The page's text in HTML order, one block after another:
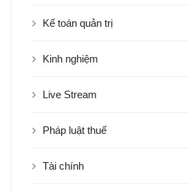
Kế toán quản trị
Kinh nghiệm
Live Stream
Pháp luật thuế
Tài chính